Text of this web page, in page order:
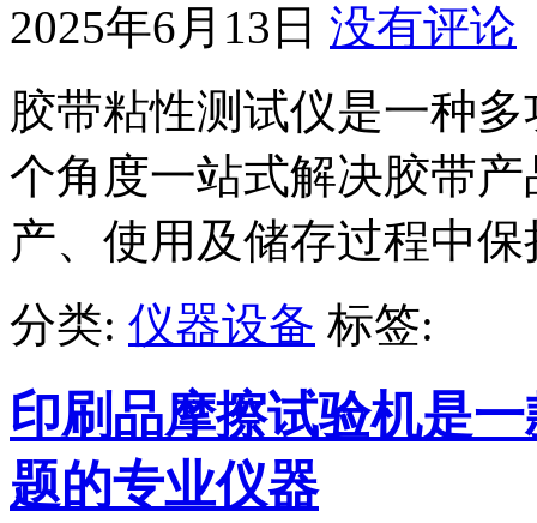
2025年6月13日 没有评论
胶带粘性测试仪是一种
个角度一站式解决胶带
产、使用及储存过程中
分类: 仪器设备 标签:
印刷品摩擦试验机是
题的专业仪器